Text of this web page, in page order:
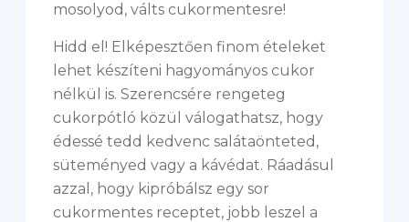
mosolyod, válts cukormentesre!
Hidd el! Elképesztően finom ételeket
lehet készíteni hagyományos cukor
nélkül is. Szerencsére rengeteg
cukorpótló közül válogathatsz, hogy
édessé tedd kedvenc salátaönteted,
süteményed vagy a kávédat. Ráadásul
azzal, hogy kipróbálsz egy sor
cukormentes receptet, jobb leszel a